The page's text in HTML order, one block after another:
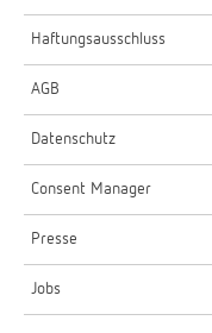
Haftungsausschluss
AGB
Datenschutz
Consent Manager
Presse
Jobs